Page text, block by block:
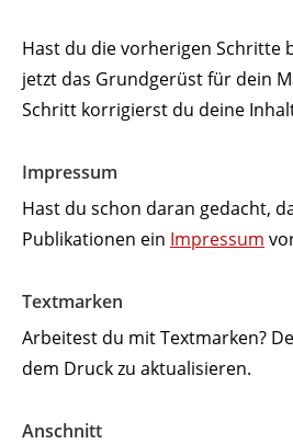
Hast du die vorhe­rigen Schritte
jetzt das Grund­gerüst für dein
Schritt korri­gierst du deine
Impressum
Hast du schon daran gedacht,
Publi­ka­tionen ein Impressum
Text­marken
Arbeitest du mit Text­marken?
dem Druck zu aktualisieren.
Anschnitt